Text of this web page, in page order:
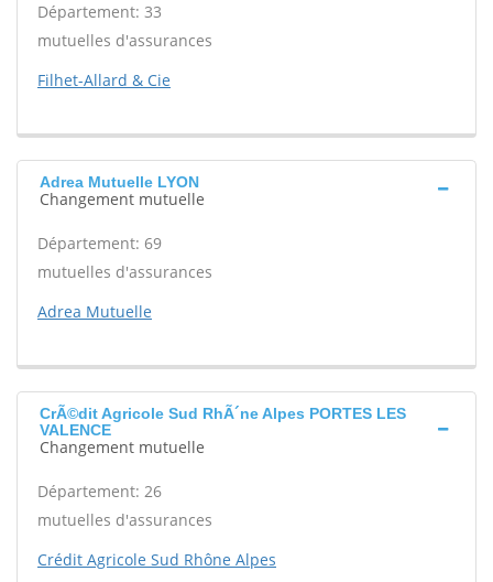
Département: 33
mutuelles d'assurances
Filhet-Allard & Cie
Adrea Mutuelle LYON
Changement mutuelle
Département: 69
mutuelles d'assurances
Adrea Mutuelle
CrÃ©dit Agricole Sud RhÃ´ne Alpes PORTES LES
VALENCE
Changement mutuelle
Département: 26
mutuelles d'assurances
Crédit Agricole Sud Rhône Alpes